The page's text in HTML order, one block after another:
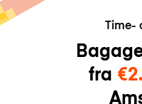
Time-
fra